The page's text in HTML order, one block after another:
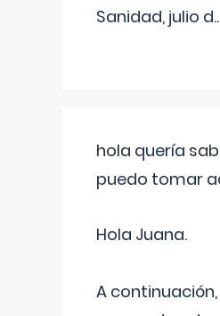
Sanidad, julio d
hola quería
puedo tomar
Hola Juana.
A